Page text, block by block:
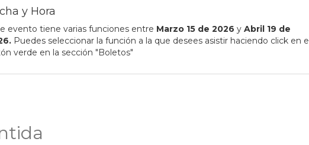
y Hora
evento tiene varias funciones entre Marzo 15de 2026 y Abril 19 de
.Puedes seleccionar la función a la que desees asistir haciendo click en el
verde en la sección "Boletos"